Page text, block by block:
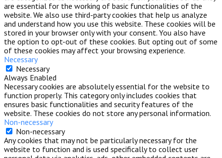
are essential for the working of basic functionalities of the
website. We also use third-party cookies that help us analyze
and understand how you use this website. These cookies will be
stored in your browser only with your consent. You also have
the option to opt-out of these cookies. But opting out of some
of these cookies may affect your browsing experience.
Necessary
Necessary
Always Enabled
Necessary cookies are absolutely essential for the website to
function properly. This category only includes cookies that
ensures basic functionalities and security features of the
website. These cookies do not store any personal information.
Non-necessary
Non-necessary
Any cookies that may not be particularly necessary for the
website to function and is used specifically to collect user